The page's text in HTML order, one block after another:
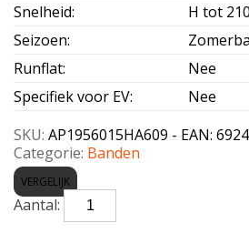
Snelheid:
H tot
Seizoen:
Runflat:
Nee
Specifiek voor EV:
Nee
SKU: AP1956015HA609 - EAN:
Categorie: Banden
VERGELIJK
APLUS-
A609